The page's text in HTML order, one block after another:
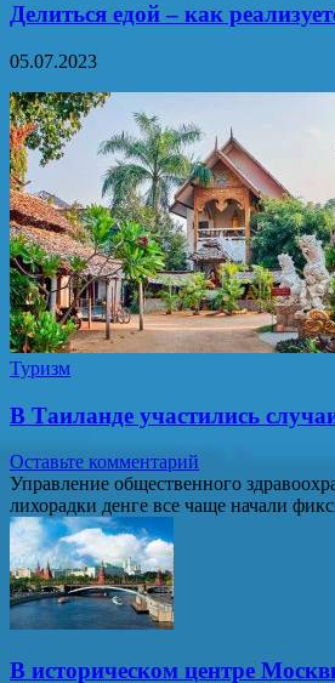
Делиться едой – как
05.07.2023
Туризм
В Таиланде участились
Оставьте комментарий
Управление общественного
лихорадки денге все чаще начали
В историческом центре